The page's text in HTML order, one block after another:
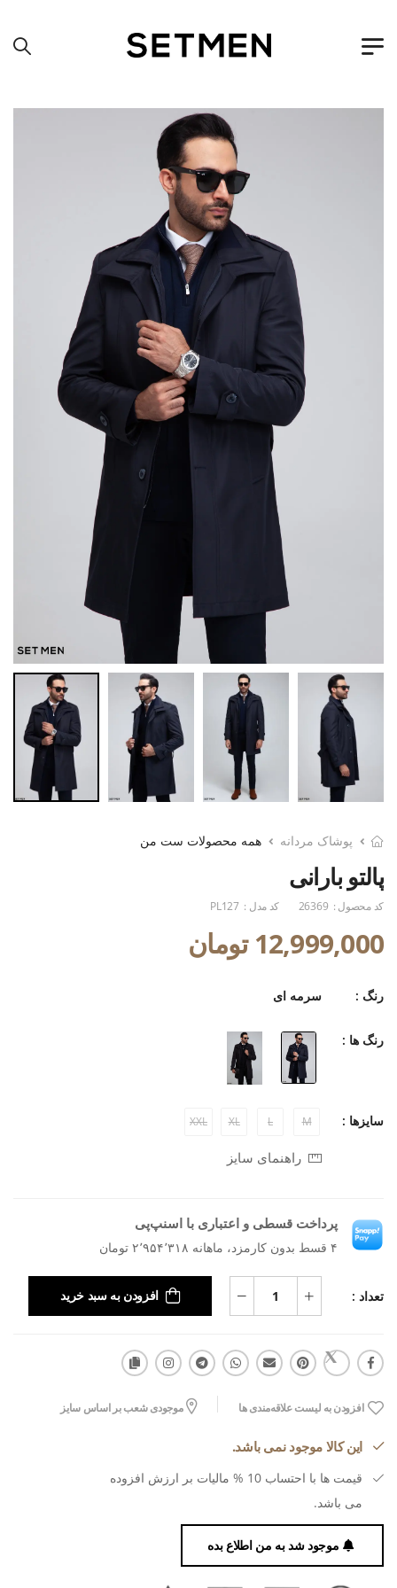
پوشاک مردانه همه محصولات ست من
پالتو بارانی
کد محصول : 26369 کد مدل : PL127
12,999,000 تومان
رنگ : سرمه ای
رنگ ها :
سایزها : M
L
XL
XXL
راهنمای سایز
پرداخت قسطی و اعتباری با اسنپ‌پی
۴ قسط بدون کارمزد، ماهانه ۲٬۹۵۴٬۳۱۸ تومان
تعداد : افزودن به سبد خرید
افزودن به لیست علاقه‌مندی ها موجودی شعب بر اساس سایز
این کالا موجود نمی باشد.
قیمت ها با احتساب 10 % مالیات بر ارزش افزوده
می باشد.
موجود شد به من اطلاع بده